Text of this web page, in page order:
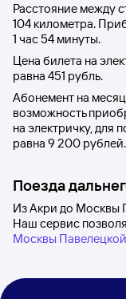
Расстояние между
104 километра.
1 час 54 минуты.
Цена билета на
равна 451 рубль.
Абонемент на
возможность
на электричку, для
равна 9 200 рублей.
Поезда
Из Акри до Москвы
Наш сервис
Москвы Павелецкой